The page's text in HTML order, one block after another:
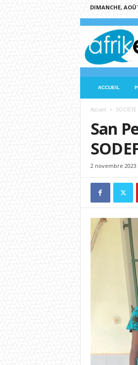
DIMANCHE,
e
ACCUEIL
Accueil SOCIETE
San
2 novembre 2023